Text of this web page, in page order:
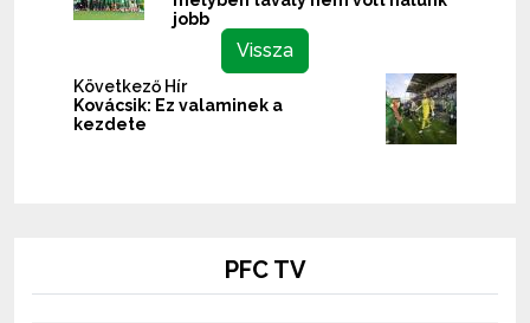
jobb
Vissza
Következő Hír
Kovácsik: Ez valaminek a
kezdete
PFC TV